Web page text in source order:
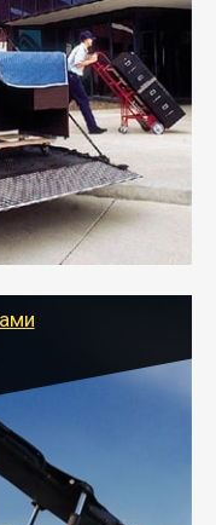
может быть на
меньшей
быстро и
новому месту
груза и
10 тонн
догруз